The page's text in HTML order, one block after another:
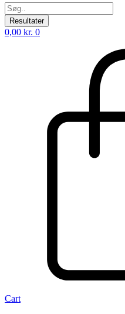
Search
...Resultater
0,00 kr. 0
Cart